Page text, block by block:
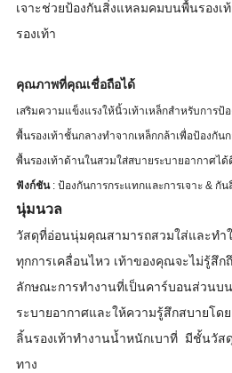
เจาะช่วยป้องกันสิ่งแหลมคมบนพื้นรองเ
รองเท้า
คุณภาพที่คุณเชื่อถือได้
เสริมความแข็งแรงให้นิ้วเท้าเหล็กสำหรับการป้
พื้นรองเท้าชั้นกลางทำจากเหล็กกล้าเพื่อป้องกันก
พื้นรองเท้าด้านในสวมใส่สบายระบายอากาศไ
ฟังก์ชัน: ป้องกันการกระแทกและการเจาะ & กั
นุ่มนวล
วัสดุที่อ่อนนุ่มคุณสามารถสวมใส่และทำ
ทุกการเคลื่อนไหว เท้าของคุณจะไม่รู้สึก
ลักษณะการทำงานที่เป็นคาร์บอนส่วนบน
ระบายอากาศและให้ความรู้สึกสบายโด
ลิ้นรองเท้าทำงานน้ำหนักเบาที่ มีชั้นวัส
ทาง